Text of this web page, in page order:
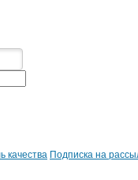
качества Подписка на